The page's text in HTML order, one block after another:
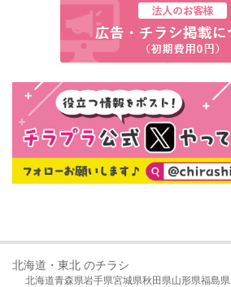
北海道・東北 のチラシ
北海道青森県岩手県宮城県秋田県山形県福島県